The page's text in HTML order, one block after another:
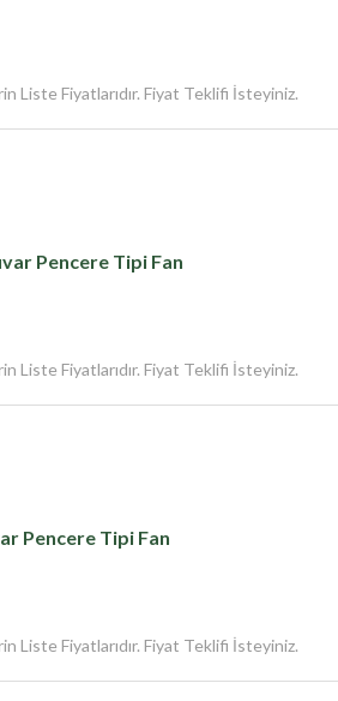
Liste Fiyatlarıdır. Fiyat Teklifi İsteyiniz.
Pencere Tipi Fan
Liste Fiyatlarıdır. Fiyat Teklifi İsteyiniz.
Pencere Tipi Fan
Liste Fiyatlarıdır. Fiyat Teklifi İsteyiniz.